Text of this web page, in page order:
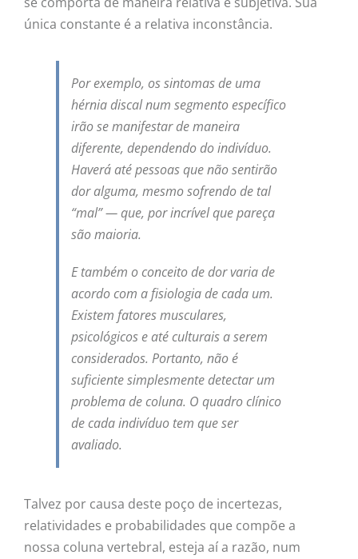
única constante é a relativa inconstância.
Por exemplo, os sintomas de uma
hérnia discal num segmento específico
irão se manifestar de maneira
diferente, dependendo do indivíduo.
Haverá até pessoas que não sentirão
dor alguma, mesmo sofrendo de tal
“mal” — que, por incrível que pareça
são maioria.
E também o conceito de dor varia de
acordo com a fisiologia de cada um.
Existem fatores musculares,
psicológicos e até culturais a serem
considerados. Portanto, não é
suficiente simplesmente detectar um
problema de coluna. O quadro clínico
de cada indivíduo tem que ser
avaliado.
Talvez por causa deste poço de incertezas,
relatividades e probabilidades que compõe a
nossa coluna vertebral, esteja aí a razão, num